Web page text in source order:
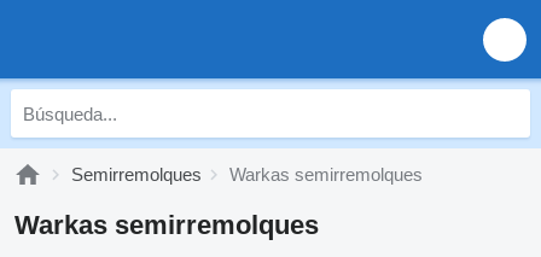
Semirremolques Warkas semirremolques
Warkas semirremolques